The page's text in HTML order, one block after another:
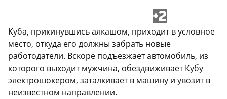
+2
Куба, прикинувшись алкашом, приходит в условное
место, откуда его должны забрать новые
работодатели. Вскоре подъезжает автомобиль, из
которого выходит мужчина, обездвиживает Кубу
электрошокером, заталкивает в машину и увозит в
неизвестном направлении.